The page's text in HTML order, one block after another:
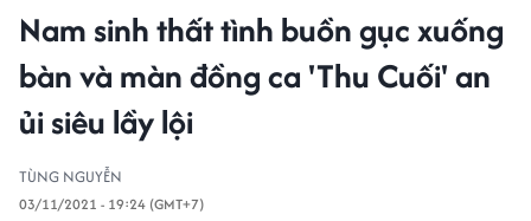
Nam sinh thất tình buồn gục xuống
bàn và màn đồng ca 'Thu Cuối' an
ủi siêu lầy lội
TÙNG NGUYỄN
03/11/2021 - 19:24 (GMT+7)